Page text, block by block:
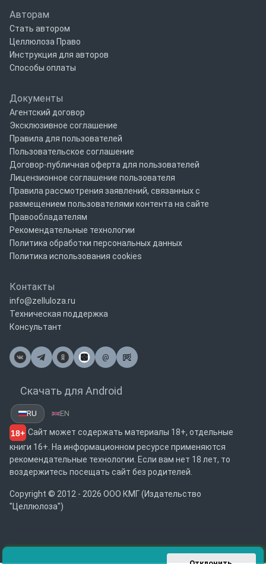
Авторам
Стать автором
Целлюлоза Право
Инструкция для авторов
Способы оплаты
Документы
Агентский договор
Эксклюзивное соглашение
Правила для пользователей
Пользовательское соглашение
Договор-публичная оферта для пользователей
Лицензионное соглашение пользователя
Правила рассмотрения заявлений, связанных с
размещением пользователями контента на сайте
Правообладателям
Рекомендательные технологии
Политика обработки персональных данных
Политика использования cookies
Контакты
info@zelluloza.ru
Техническая поддержка
Консультант
@
Почта
Скачать для Android
RU EN
18+ Сайт может содержать материалы 18+, отдельные
книги 16+. На информационном ресурсе применяются
рекомендательные технологии. Если вам нет 18 лет, то
воздержитесь посещать сайт без родителей.
Copyright © 2012 - 2026 ООО КМГ (Издательство
"Целлюлоза")